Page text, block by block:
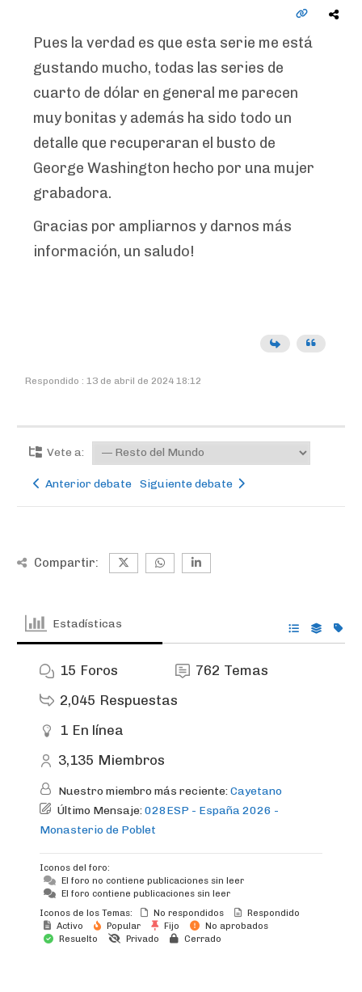
Pues la verdad es que esta serie me está
gustando mucho, todas las series de
cuarto de dólar en general me parecen
muy bonitas y además ha sido todo un
detalle que recuperaran el busto de
George Washington hecho por una mujer
grabadora.
Gracias por ampliarnos y darnos más
información, un saludo!
Respondido : 13 de abril de 2024 18:12
Vete a:
Anterior debate Siguiente debate
Compartir:
Estadísticas
15 Foros 762 Temas
2,045 Respuestas
1 En línea
3,135 Miembros
Nuestro miembro más reciente:Cayetano
Último Mensaje:028ESP - España 2026 -
Monasterio de Poblet
Iconos del foro:
El foro no contiene publicaciones sin leer
El foro contiene publicaciones sin leer
Iconos de los Temas:
No respondidos
Respondido
Activo
Popular Fijo
No aprobados
Resuelto
Privado Cerrado